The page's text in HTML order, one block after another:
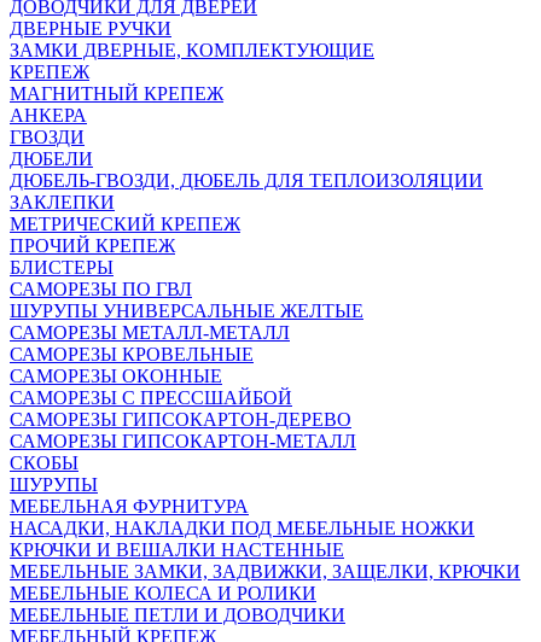
ДОВОДЧИКИ ДЛЯ ДВЕРЕЙ
ДВЕРНЫЕ РУЧКИ
ЗАМКИ ДВЕРНЫЕ, КОМПЛЕКТУЮЩИЕ
КРЕПЕЖ
МАГНИТНЫЙ КРЕПЕЖ
АНКЕРА
ГВОЗДИ
ДЮБЕЛИ
ДЮБЕЛЬ-ГВОЗДИ, ДЮБЕЛЬ ДЛЯ ТЕПЛОИЗОЛЯЦИИ
ЗАКЛЕПКИ
МЕТРИЧЕСКИЙ КРЕПЕЖ
ПРОЧИЙ КРЕПЕЖ
БЛИСТЕРЫ
САМОРЕЗЫ ПО ГВЛ
ШУРУПЫ УНИВЕРСАЛЬНЫЕ ЖЕЛТЫЕ
САМОРЕЗЫ МЕТАЛЛ-МЕТАЛЛ
САМОРЕЗЫ КРОВЕЛЬНЫЕ
САМОРЕЗЫ ОКОННЫЕ
САМОРЕЗЫ С ПРЕССШАЙБОЙ
САМОРЕЗЫ ГИПСОКАРТОН-ДЕРЕВО
САМОРЕЗЫ ГИПСОКАРТОН-МЕТАЛЛ
СКОБЫ
ШУРУПЫ
МЕБЕЛЬНАЯ ФУРНИТУРА
НАСАДКИ, НАКЛАДКИ ПОД МЕБЕЛЬНЫЕ НОЖКИ
КРЮЧКИ И ВЕШАЛКИ НАСТЕННЫЕ
МЕБЕЛЬНЫЕ ЗАМКИ, ЗАДВИЖКИ, ЗАЩЕЛКИ, КРЮЧКИ
МЕБЕЛЬНЫЕ КОЛЕСА И РОЛИКИ
МЕБЕЛЬНЫЕ ПЕТЛИ И ДОВОДЧИКИ
МЕБЕЛЬНЫЙ КРЕПЕЖ